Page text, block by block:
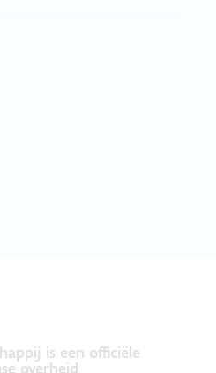
is een officiële
overheid